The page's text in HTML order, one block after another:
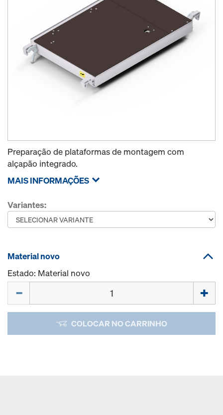
Preparação de plataformas de montagem com
alçapão integrado.
MAIS INFORMAÇÕES
Variantes:
Material novo
Estado: Material novo
COLOCAR NO CARRINHO